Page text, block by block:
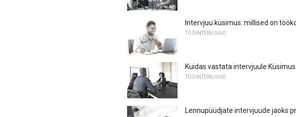
Intervjuu küsimus: millised on
TÖÖINTERVJUUD
Kuidas vastata intervjuule
TÖÖINTERVJUUD
Lennupüüdjate intervjuude jaoks